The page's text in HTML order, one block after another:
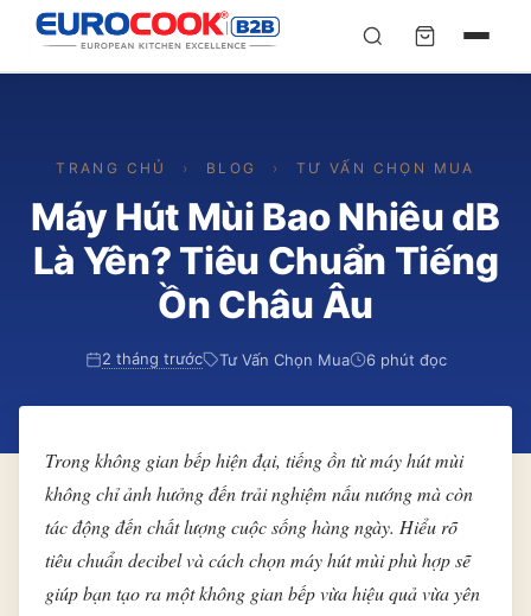
Chuyên gia liên hệ trong vòng 30 phút — Hoàn toàn
HỌ VÀ TÊN
TRANG CHỦ › BLOG › TƯ VẤN CHỌN MUA
Máy Hút Mùi Bao Nhiêu dB
Là Yên? Tiêu Chuẩn Tiếng
Ồn Châu Âu
2 tháng trước Tư Vấn Chọn Mua 6 phút đọc
Trong không gian bếp hiện đại, tiếng ồn từ máy hút mùi
không chỉ ảnh hưởng đến trải nghiệm nấu nướng mà còn
tác động đến chất lượng cuộc sống hàng ngày. Hiểu rõ
tiêu chuẩn decibel và cách chọn máy hút mùi phù hợp sẽ
giúp bạn tạo ra một không gian bếp vừa hiệu quả vừa yên